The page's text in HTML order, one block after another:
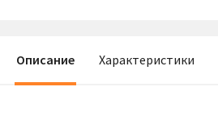
Описание Характеристики